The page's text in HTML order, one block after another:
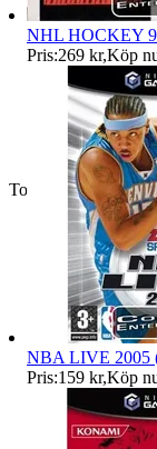
Toppsäljare
NHL HOCKEY
Pris:269 kr,Köp
NBA LIVE 2005
Pris:159 kr,Köp